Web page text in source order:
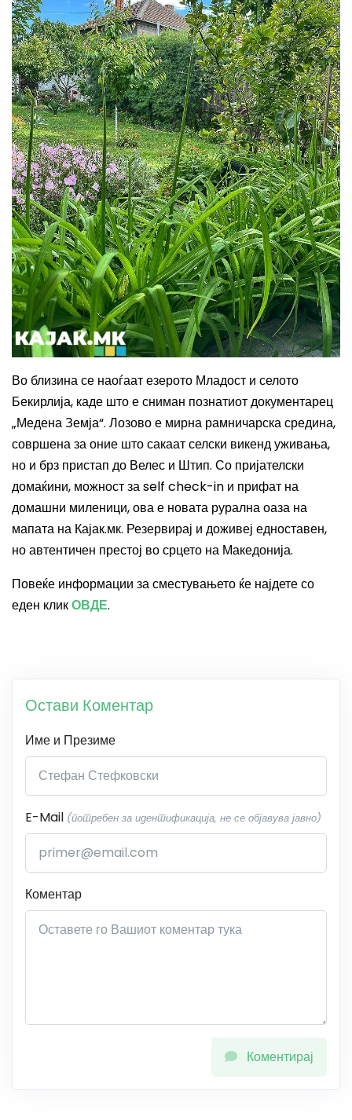
Во близина се наоѓаат езерото Младост и селото
Бекирлија, каде што е сниман познатиот документарец
„Медена Земја“. Лозово е мирна рамничарска средина,
совршена за оние што сакаат селски викенд уживања,
но и брз пристап до Велес и Штип. Со пријателски
домаќини, можност за self check-in и прифат на
домашни миленици, ова е новата рурална оаза на
мапата на Кајак.мк. Резервирај и доживеј едноставен,
но автентичен престој во срцето на Македонија.
Повеќе информации за сместувањето ќе најдете со
еден кликОВДЕ.
Остави Коментар
Име и Презиме
E-Mail (потребен за идентификација, не се објавува јавно)
Коментар
Коментирај